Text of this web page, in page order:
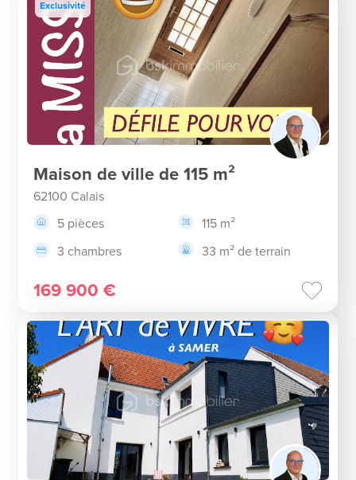
Exclusivité
Maison de ville de 115 m²
62100 Calais
5 pièces
115 m²
3 chambres
33 m² de terrain
169 900 €